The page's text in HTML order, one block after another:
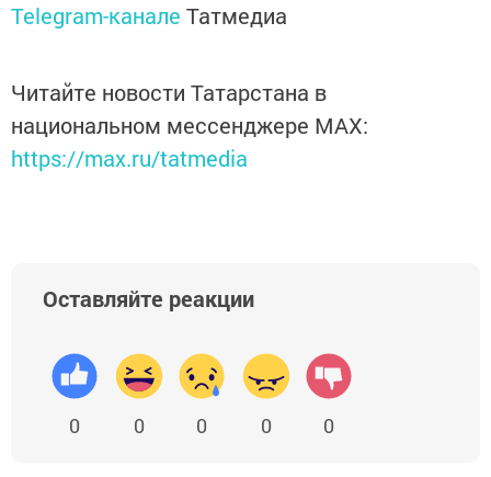
Telegram-канале Татмедиа
Читайте новости Татарстана в
национальном мессенджере MАХ:
https://max.ru/tatmedia
Оставляйте реакции
0 0 0 0 0